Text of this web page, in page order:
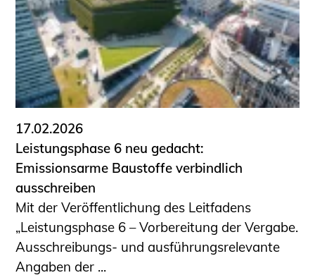
17.02.2026
Leistungsphase 6 neu gedacht:
Emissionsarme Baustoffe verbindlich
ausschreiben
Mit der Veröffentlichung des Leitfadens
„Leistungsphase 6 – Vorbereitung der Vergabe.
Ausschreibungs- und ausführungsrelevante
Angaben der ...